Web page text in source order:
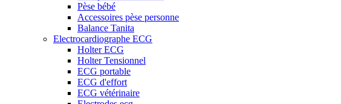
Pèse bébé
Accessoires pèse personne
Balance Tanita
Electrocardiographe ECG
Holter ECG
Holter Tensionnel
ECG portable
ECG d'effort
ECG vétérinaire